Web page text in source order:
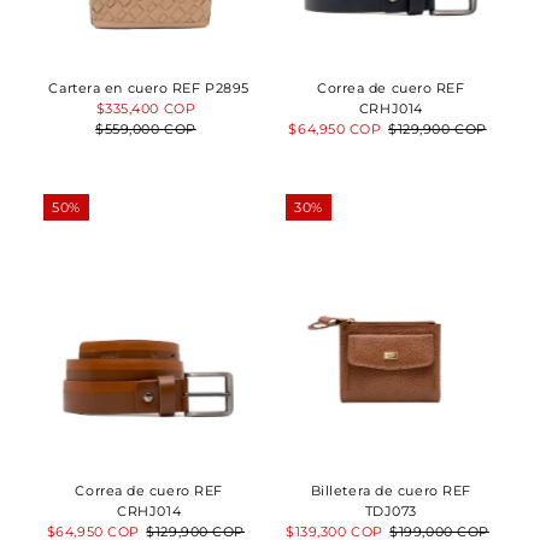
Cartera en cuero REF P2895
Precio
de
$335,400 COP
$559,000 COP
Correa de cuero REF
CRHJ014
Precio
$64,950 COP Precio
$129,900 COP
50%
Correa de cuero REF
CRHJ014
Precio
$64,950 COP Precio
$129,900 COP
30%
Billetera de cuero REF
TDJ073
Precio
$139,300 COP Precio
$199,000 COP